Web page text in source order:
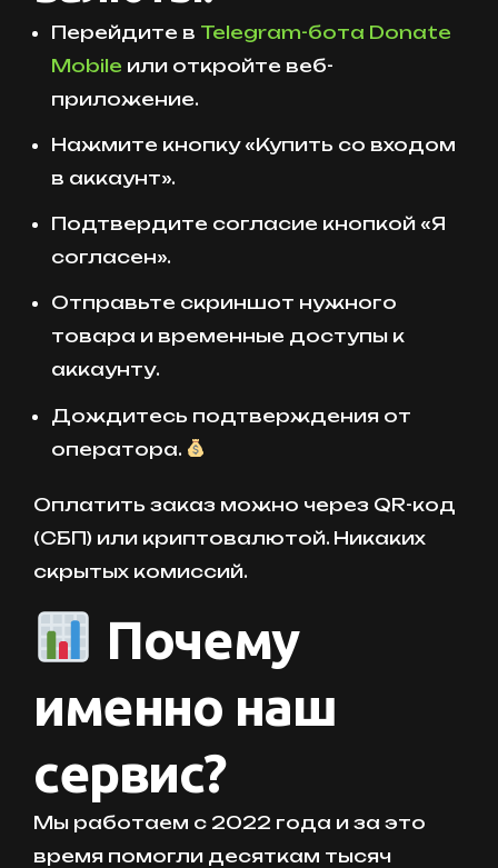
Перейдите в Telegram-бота Donate
Mobile или откройте веб-
приложение.
Нажмите кнопку «Купить со входом
в аккаунт».
Подтвердите согласие кнопкой «Я
согласен».
Отправьте скриншот нужного
товара и временные доступы к
аккаунту.
Дождитесь подтверждения от
оператора.
Оплатить заказ можно через QR-код
(СБП) или криптовалютой. Никаких
скрытых комиссий.
Почему
именно наш
сервис?
Мы работаем с 2022 года и за это
время помогли десяткам тысяч